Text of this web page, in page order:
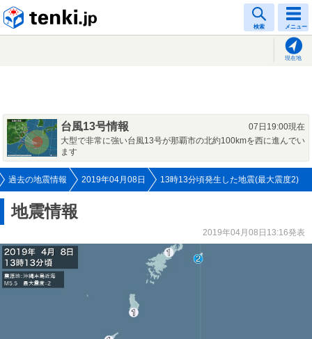
検索 メニュー
現在地
台風13号情報
07日19:00現在
大型で非常に強い台風13号が那覇市の北約100kmを西に進んでい
ます
過去の地震情報 2019年04月08日 13時13分頃発生した地震(最大震度2)
地震情報
2019年04月08日13:16発表